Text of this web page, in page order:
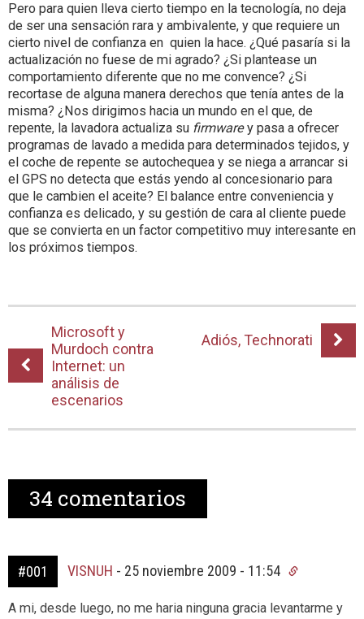
Pero para quien lleva cierto tiempo en la tecnología, no deja
de ser una sensación rara y ambivalente, y que requiere un
cierto nivel de confianza en quien la hace. ¿Qué pasaría si la
actualización no fuese de mi agrado? ¿Si plantease un
comportamiento diferente que no me convence? ¿Si
recortase de alguna manera derechos que tenía antes de la
misma? ¿Nos dirigimos hacia un mundo en el que, de
repente, la lavadora actualiza su firmwarey pasa a ofrecer
programas de lavado a medida para determinados tejidos, y
el coche de repente se autochequea y se niega a arrancar si
el GPS no detecta que estás yendo al concesionario para
que le cambien el aceite? El balance entre conveniencia y
confianza es delicado, y su gestión de cara al cliente puede
que se convierta en un factor competitivo muy interesante en
los próximos tiempos.
Microsoft y
Murdoch contra
Internet: un
análisis de
escenarios
Adiós, Technorati
34 comentarios
#001 VISNUH - 25 noviembre 2009 - 11:54
A mi, desde luego, no me haria ninguna gracia levantarme y